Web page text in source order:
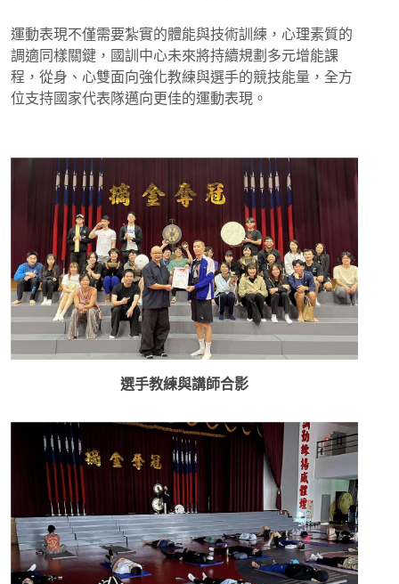
運動表現不僅需要紮實的體能與技術訓練，心理素質的
調適同樣關鍵，國訓中心未來將持續規劃多元增能課
程，從身、心雙面向強化教練與選手的競技能量，全方
位支持國家代表隊邁向更佳的運動表現。
選手教練與講師合影